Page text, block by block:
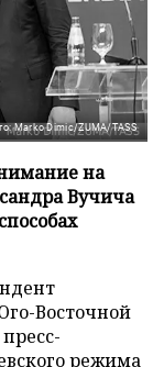
Marko Dimic/ZUMA/TASS
на
Вучича
Восточной
режима